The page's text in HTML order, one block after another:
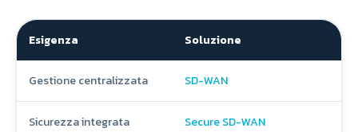
Esigenza Soluzione
Gestione centralizzata SD-WAN
Sicurezza integrata Secure SD-WAN